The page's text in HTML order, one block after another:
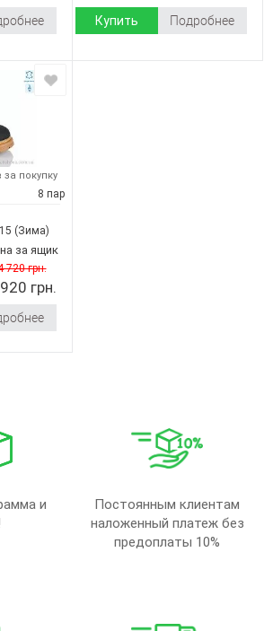
Купить Подробнее
за покупку
8 пар
(Зима)
за ящик
720 грн.
грн.
и
Постоянным клиентам
наложенный платеж без
предоплаты 10%